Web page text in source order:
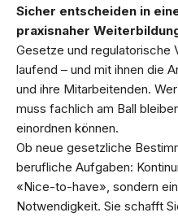
Sicher entscheiden in
praxisnaher
Gesetze und regulatorische
laufend – und mit ihnen die
und ihre Mitarbeitenden.
muss fachlich am Ball
einordnen können.
Ob neue gesetzliche
berufliche Aufgaben:
«Nice-to-have», sondern
Notwendigkeit. Sie schafft